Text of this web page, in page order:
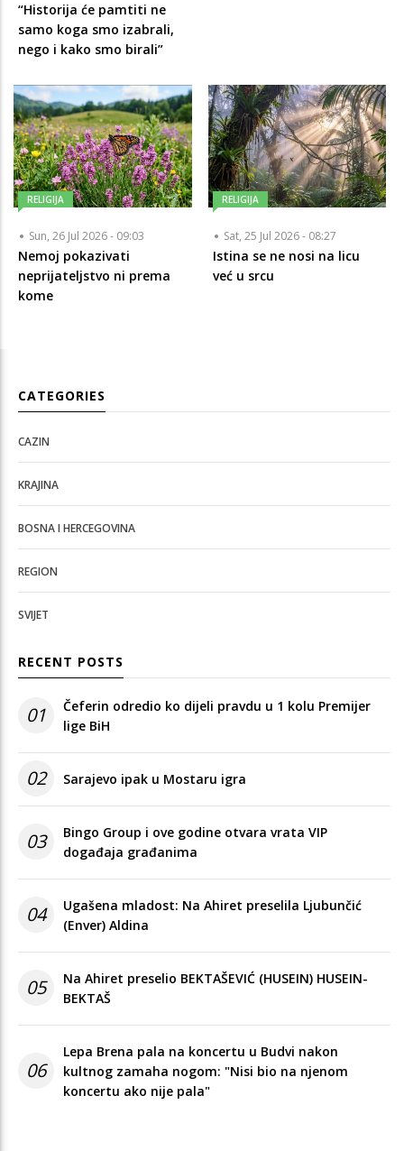
“Historija će pamtiti ne
samo koga smo izabrali,
nego i kako smo birali”
RELIGIJA
Sun, 26 Jul 2026 - 09:03
Nemoj pokazivati
neprijateljstvo ni prema
kome
RELIGIJA
Sat, 25 Jul 2026 - 08:27
Istina se ne nosi na licu
već u srcu
CATEGORIES
CAZIN
KRAJINA
BOSNA I HERCEGOVINA
REGION
SVIJET
RECENT POSTS
01
Čeferin odredio ko dijeli pravdu u 1 kolu Premijer
lige BiH
02 Sarajevo ipak u Mostaru igra
03
Bingo Group i ove godine otvara vrata VIP
događaja građanima
04
Ugašena mladost: Na Ahiret preselila Ljubunčić
(Enver) Aldina
05
Na Ahiret preselio BEKTAŠEVIĆ (HUSEIN) HUSEIN-
BEKTAŠ
06
Lepa Brena pala na koncertu u Budvi nakon
kultnog zamaha nogom: "Nisi bio na njenom
koncertu ako nije pala"